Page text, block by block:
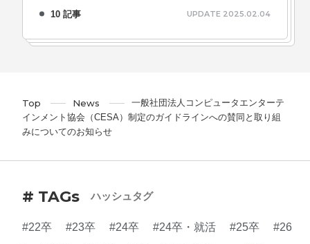
10 記事 UPDATE 2025.02.04
Top News
一般社団法人コンピュータエンターテ
インメント協会（CESA）制定のガイドラインへの賛同と取り組
みについてのお知らせ
# TAGs ハッシュタグ
#22卒 #23卒 #24卒 #24卒・就活 #25卒
#26